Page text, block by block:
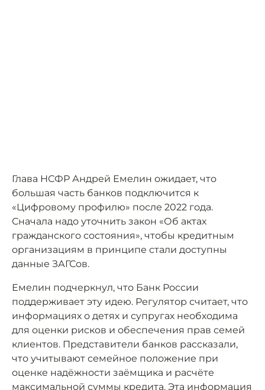
Глава НСФР Андрей Емелин ожидает, что
большая часть банков подключится к
«Цифровому профилю» после 2022 года.
Сначала надо уточнить закон «Об актах
гражданского состояния», чтобы кредитным
организациям в принципе стали доступны
данные ЗАГСов.
Емелин подчеркнул, что Банк России
поддерживает эту идею. Регулятор считает, что
информациях о детях и супругах необходима
для оценки рисков и обеспечения прав семей
клиентов. Представители банков рассказали,
что учитывают семейное положение при
оценке надёжности заёмщика и расчёте
максимальной суммы кредита. Эта информация